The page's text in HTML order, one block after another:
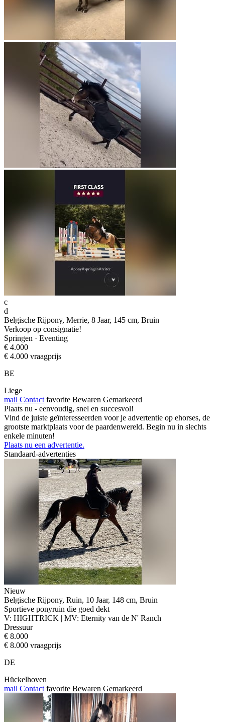
c
d
Belgische Rijpony, Merrie, 8 Jaar, 145 cm, Bruin
Verkoop op consignatie!
Springen · Eventing
€ 4.000
€ 4.000 vraagprijs
BE
Liege
mail Contact favorite Bewaren Gemarkeerd
Plaats nu - eenvoudig, snel en succesvol!
Vind de juiste geïnteresseerden voor je advertentie op ehorses, de
grootste marktplaats voor de paardenwereld. Begin nu in slechts
enkele minuten!
Plaats nu een advertentie.
Standaard-advertenties
Nieuw
Belgische Rijpony, Ruin, 10 Jaar, 148 cm, Bruin
Sportieve ponyruin die goed dekt
V: HIGHTRICK | MV: Eternity van de N' Ranch
Dressuur
€ 8.000
€ 8.000 vraagprijs
DE
Hückelhoven
mail Contact favorite Bewaren Gemarkeerd